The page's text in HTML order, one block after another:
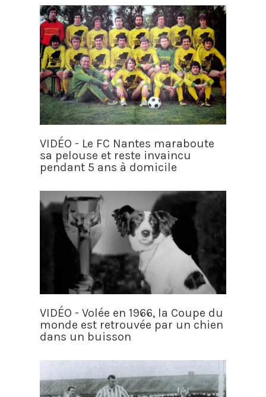
VIDÉO - Le FC Nantes maraboute
sa pelouse et reste invaincu
pendant 5 ans à domicile
VIDÉO - Volée en 1966, la Coupe du
monde est retrouvée par un chien
dans un buisson